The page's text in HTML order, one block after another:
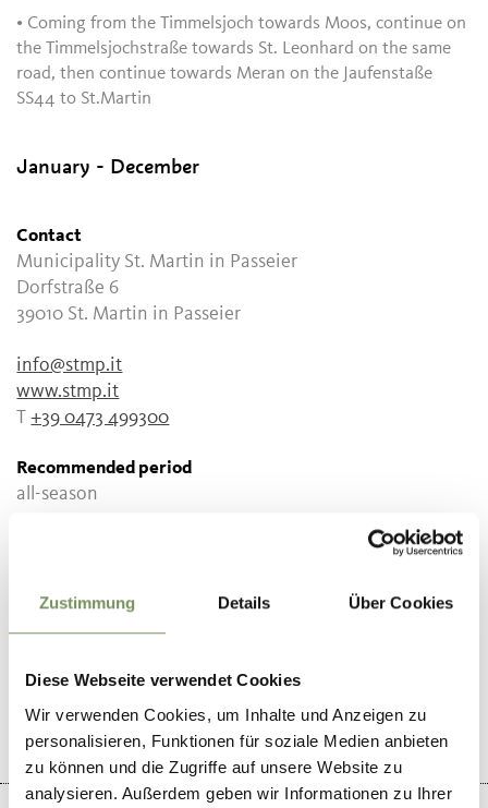
Zustimmung Details Über Cookies
Diese Webseite verwendet Cookies
Wir verwenden Cookies, um Inhalte und Anzeigen zu
personalisieren, Funktionen für soziale Medien anbieten
zu können und die Zugriffe auf unsere Website zu
analysieren. Außerdem geben wir Informationen zu Ihrer
• Coming from the Timmelsjoch towards Moos, continue on
the Timmelsjochstraße towards St. Leonhard on the same
road, then continue towards Meran on the Jaufenstaße
SS44 to St.Martin
January - December
Contact
Municipality St. Martin in Passeier
Dorfstraße 6
39010 St. Martin in Passeier
info@stmp.it
www.stmp.it
T+39 0473 499300
Recommended period
all-season
DID YOU FIND THIS CONTENT HELPFUL?
YES NO